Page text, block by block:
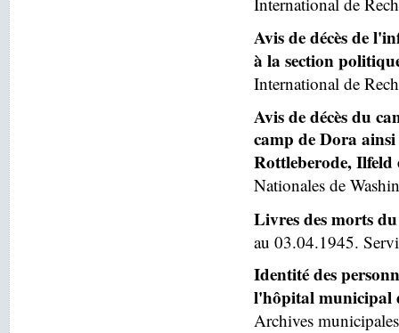
Avis de décès de
à la section
International de
Avis de décès du
camp de Dora
Rottleberode, Ilfeld
Nationales de
Livres des morts
au 03.04.1945.
Identité des
l'hôpital municipal
Archives